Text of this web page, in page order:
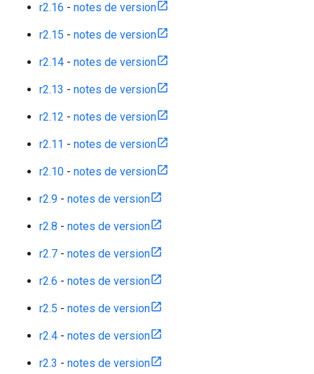
r2.16 - notes de version
r2.15 - notes de version
r2.14 - notes de version
r2.13 - notes de version
r2.12 - notes de version
r2.11 - notes de version
r2.10 - notes de version
r2.9 - notes de version
r2.8 - notes de version
r2.7 - notes de version
r2.6 - notes de version
r2.5 - notes de version
r2.4 - notes de version
r2.3 - notes de version